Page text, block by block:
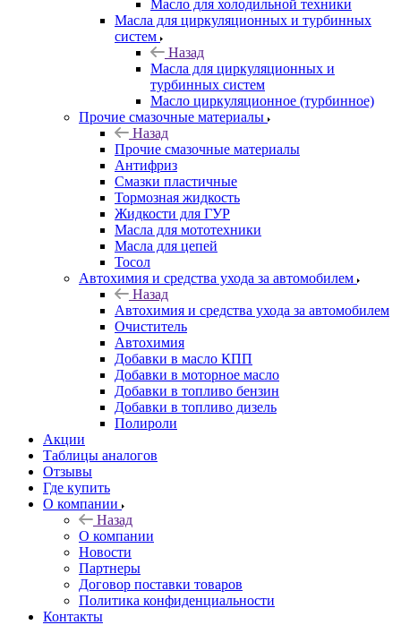
Масло для холодильной техники
Масла для циркуляционных и турбинных
систем
Назад
Масла для циркуляционных и
турбинных систем
Масло циркуляционное (турбинное)
Прочие смазочные материалы
Назад
Прочие смазочные материалы
Антифриз
Смазки пластичные
Тормозная жидкость
Жидкости для ГУР
Масла для мототехники
Масла для цепей
Тосол
Автохимия и средства ухода за автомобилем
Назад
Автохимия и средства ухода за автомобилем
Очиститель
Автохимия
Добавки в масло КПП
Добавки в моторное масло
Добавки в топливо бензин
Добавки в топливо дизель
Полироли
Акции
Таблицы аналогов
Отзывы
Где купить
О компании
Назад
О компании
Новости
Партнеры
Договор поставки товаров
Политика конфиденциальности
Контакты